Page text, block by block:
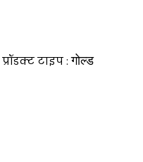
प्रॉडक्ट टाइप :गोल्ड